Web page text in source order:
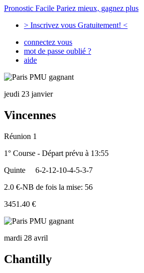
Pronostic Facile Pariez mieux, gagnez plus
> Inscrivez vous Gratuitement! <
connectez vous
mot de passe oublié ?
aide
jeudi 23 janvier
Vincennes
Réunion 1
1° Course - Départ prévu à 13:55
Quinte
6-2-12-10-4-5-3-7
2.0 €-NB de fois la mise: 56
3451.40 €
mardi 28 avril
Chantilly